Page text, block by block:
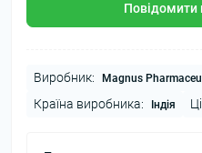
Повідомити
Виробник: Magnus
Країна виробника: Індія